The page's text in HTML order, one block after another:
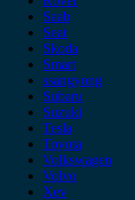
Saab
Seat
Skoda
Smart
ssangyong
Subaru
Suzuki
Tesla
Toyota
Volkswagen
Volvo
Xev